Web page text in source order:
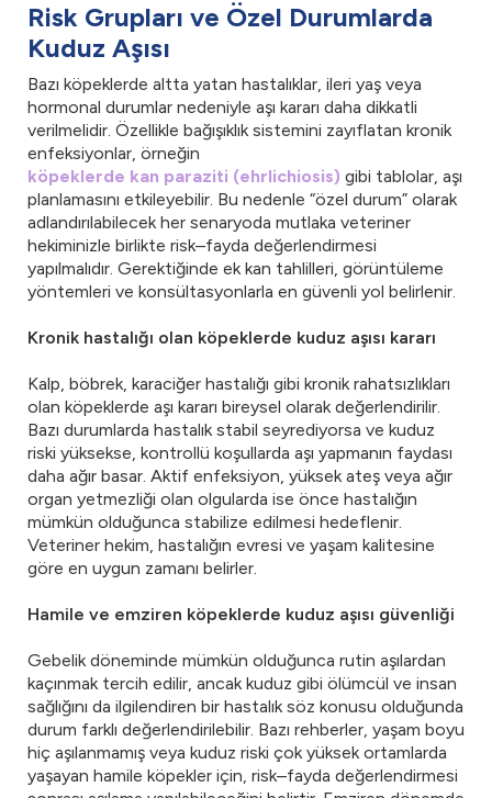
Risk Grupları ve Özel Durumlarda
Kuduz Aşısı
Bazı köpeklerde altta yatan hastalıklar, ileri yaş veya
hormonal durumlar nedeniyle aşı kararı daha dikkatli
verilmelidir. Özellikle bağışıklık sistemini zayıflatan kronik
enfeksiyonlar, örneğin
köpeklerde kan paraziti (ehrlichiosis) gibi tablolar, aşı
planlamasını etkileyebilir. Bu nedenle “özel durum” olarak
adlandırılabilecek her senaryoda mutlaka veteriner
hekiminizle birlikte risk–fayda değerlendirmesi
yapılmalıdır. Gerektiğinde ek kan tahlilleri, görüntüleme
yöntemleri ve konsültasyonlarla en güvenli yol belirlenir.
Kronik hastalığı olan köpeklerde kuduz aşısı kararı
Kalp, böbrek, karaciğer hastalığı gibi kronik rahatsızlıkları
olan köpeklerde aşı kararı bireysel olarak değerlendirilir.
Bazı durumlarda hastalık stabil seyrediyorsa ve kuduz
riski yüksekse, kontrollü koşullarda aşı yapmanın faydası
daha ağır basar. Aktif enfeksiyon, yüksek ateş veya ağır
organ yetmezliği olan olgularda ise önce hastalığın
mümkün olduğunca stabilize edilmesi hedeflenir.
Veteriner hekim, hastalığın evresi ve yaşam kalitesine
göre en uygun zamanı belirler.
Hamile ve emziren köpeklerde kuduz aşısı güvenliği
Gebelik döneminde mümkün olduğunca rutin aşılardan
kaçınmak tercih edilir, ancak kuduz gibi ölümcül ve insan
sağlığını da ilgilendiren bir hastalık söz konusu olduğunda
durum farklı değerlendirilebilir. Bazı rehberler, yaşam boyu
hiç aşılanmamış veya kuduz riski çok yüksek ortamlarda
yaşayan hamile köpekler için, risk–fayda değerlendirmesi